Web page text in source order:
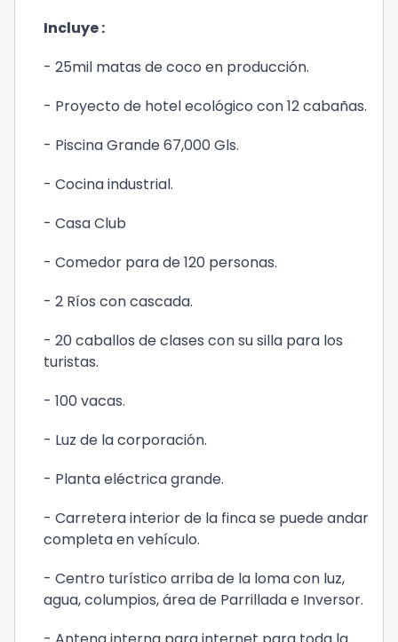
Incluye :
- 25mil matas de coco en producción.
- Proyecto de hotel ecológico con 12 cabañas.
- Piscina Grande 67,000 Gls.
- Cocina industrial.
- Casa Club
- Comedor para de 120 personas.
- 2 Ríos con cascada.
- 20 caballos de clases con su silla para los
turistas.
- 100 vacas.
- Luz de la corporación.
- Planta eléctrica grande.
- Carretera interior de la finca se puede andar
completa en vehículo.
- Centro turístico arriba de la loma con luz,
agua, columpios, área de Parrillada e Inversor.